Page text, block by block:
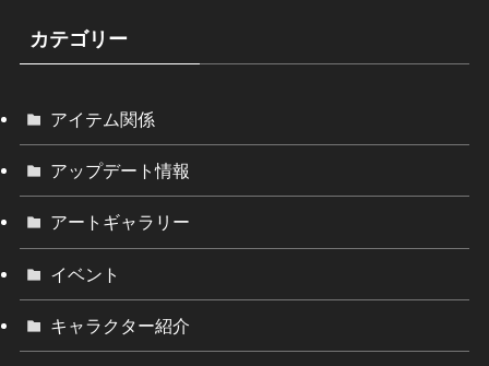
カテゴリー
アイテム関係
アップデート情報
アートギャラリー
イベント
キャラクター紹介